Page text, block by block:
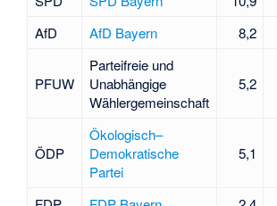
AfD
AfD Bayern 8,2
PFUW
Parteifreie und
Unabhängige
Wählergemeinschaft
5,2
ÖDP
Ökologisch–
Demokratische
Partei
5,1